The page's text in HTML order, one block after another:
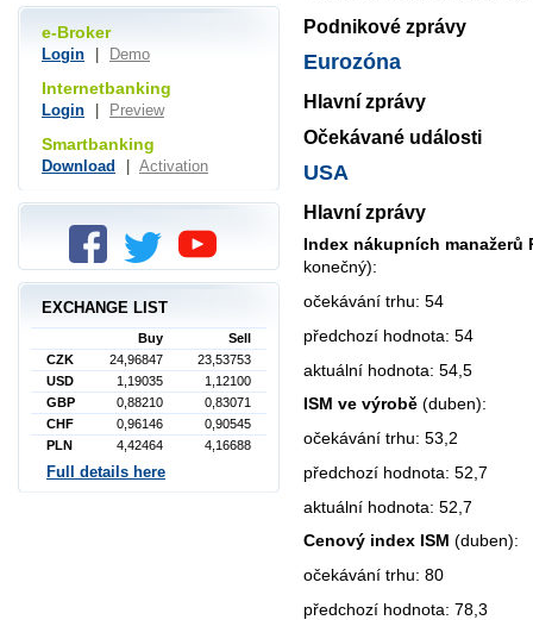
Podnikové zprávy
Eurozóna
Hlavní zprávy
Očekávané události
USA
Hlavní zprávy
Index nákupních manažerů
konečný):
očekávání trhu: 54
předchozí hodnota: 54
aktuální hodnota: 54,5
ISM ve výrobě (duben):
očekávání trhu: 53,2
předchozí hodnota: 52,7
aktuální hodnota: 52,7
Cenový index ISM (duben):
očekávání trhu: 80
předchozí hodnota: 78,3
e-Broker
Login Demo
Internetbanking
Login Preview
Smartbanking
Download Activation
EXCHANGE LIST
Buy
Sell
CZK
24,96847
23,53753
USD
1,19035
1,12100
GBP
0,88210
0,83071
CHF
0,96146
0,90545
PLN
4,42464 4,16688
Full details here